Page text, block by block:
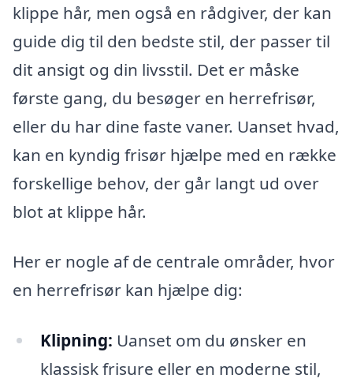
klippe hår, men også en rådgiver, der kan
guide dig til den bedste stil, der passer til
dit ansigt og din livsstil. Det er måske
første gang, du besøger en herrefrisør,
eller du har dine faste vaner. Uanset hvad,
kan en kyndig frisør hjælpe med en række
forskellige behov, der går langt ud over
blot at klippe hår.
Her er nogle af de centrale områder, hvor
en herrefrisør kan hjælpe dig:
Klipning: Uanset om du ønsker en
klassisk frisure eller en moderne stil,